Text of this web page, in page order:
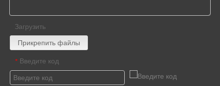
Загрузить
Прикрепить файлы
* Введите код